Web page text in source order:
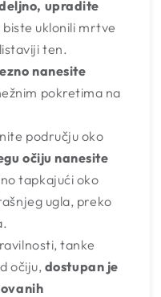
upradite
uklonili mrtve
ten.
nanesite
pokretima na
području oko
očiju nanesite
tapkajući oko
ugla, preko
tanke
očiju, dostupan je